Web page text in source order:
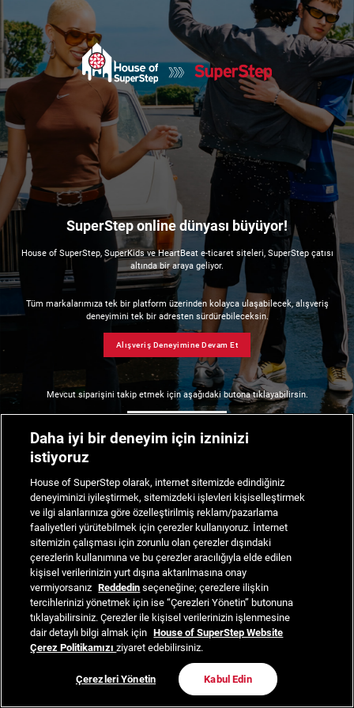
SuperStep online dünyası büyüyor!
House of SuperStep, SuperKids ve HeartBeat e-ticaret siteleri, SuperStep çatısı
altında bir araya geliyor.
Tüm markalarımıza tek bir platform üzerinden kolayca ulaşabilecek, alışveriş
deneyimini tek bir adresten sürdürebileceksin.
Alışveriş Deneyimine Devam Et
Mevcut siparişini takip etmek için aşağıdaki butona tıklayabilirsin.
Daha iyi bir deneyim için izninizi
istiyoruz
House of SuperStep olarak, internet sitemizde edindiğiniz
deneyiminizi iyileştirmek, sitemizdeki işlevleri kişiselleştirmek
ve ilgi alanlarınıza göre özelleştirilmiş reklam/pazarlama
faaliyetleri yürütebilmek için çerezler kullanıyoruz. İnternet
sitemizin çalışması için zorunlu olan çerezler dışındaki
çerezlerin kullanımına ve bu çerezler aracılığıyla elde edilen
kişisel verilerinizin yurt dışına aktarılmasına onay
vermiyorsanız Reddedin seçeneğine; çerezlere ilişkin
tercihlerinizi yönetmek için ise “Çerezleri Yönetin” butonuna
tıklayabilirsiniz. Çerezler ile kişisel verilerinizin işlenmesine
dair detaylı bilgi almak için House of SuperStep Website
Çerez Politikamızıziyaret edebilirsiniz.
Çerezleri Yönetin Kabul Edin